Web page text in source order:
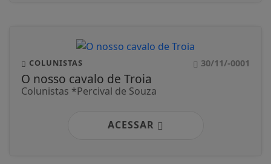
COLUNISTAS 30/11/-0001
O nosso cavalo de Troia
Colunistas *Percival de Souza
ACESSAR